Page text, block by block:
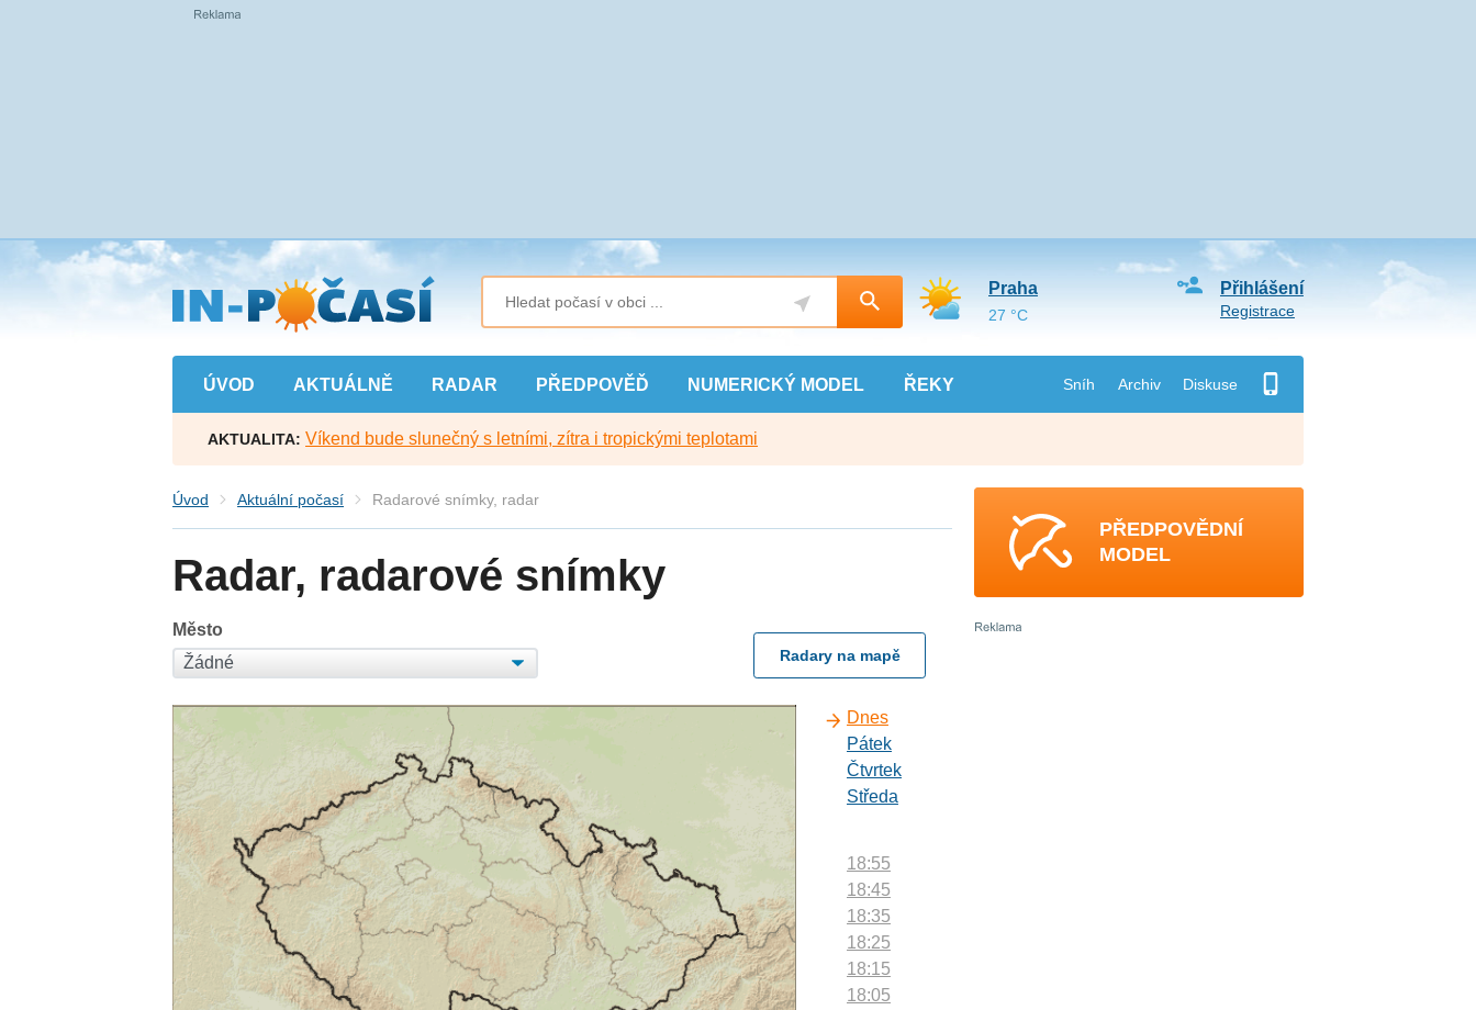
Přejít
na
hlavní
obsah
ÚVOD AKTUÁLNĚ RADAR PŘEDPOVĚĎ NUMERICKÝ MODEL ŘEKY Sníh Archiv Diskuse
Přihlášení
Registrace
Praha
27 °C
AKTUALITA: Víkend bude slunečný s letními, zítra i tropickými teplotami
Úvod Aktuální počasí Radarové snímky, radar
Radar, radarové snímky
Město
Radary na mapě
Dnes
Pátek
Čtvrtek
Středa
18:55
18:45
18:35
18:25
18:15
18:05
PŘEDPOVĚDNÍ
MODEL